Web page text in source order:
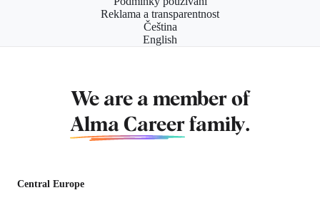
Reklama a transparentnost
Čeština
English
We are a member of
Alma Career family.
Central Europe